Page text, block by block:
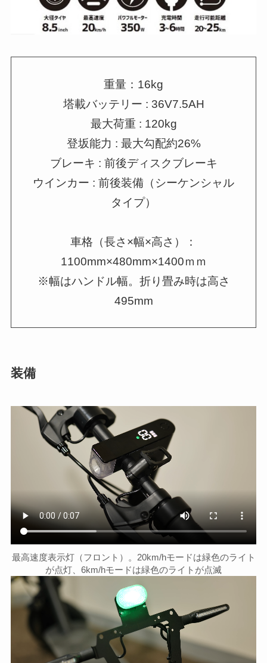
重量：16kg
塔載バッテリー : 36V7.5AH
最大荷重 : 120kg
登坂能力 : 最大勾配約26%
ブレーキ : 前後ディスクブレーキ
ウインカー : 前後装備（シーケンシャル
タイプ）
車格（長さ×幅×高さ）：
1100mm×480mm×1400ｍｍ
※幅はハンドル幅。折り畳み時は高さ
495mm
装備
最高速度表示灯（フロント）。20km/hモードは緑色のライト
が点灯、6km/hモードは緑色のライトが点滅